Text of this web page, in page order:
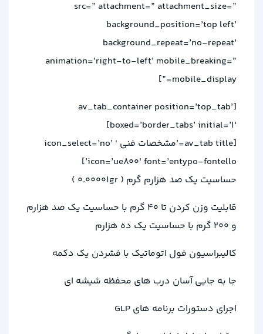
src=” attachment=” attachment_size=”
background_position=’top left’
background_repeat=’no-repeat’
animation=’right-to-left’ mobile_breaking=”
mobile_display=”]
[av_tab_container position=’top_tab’
boxed=’border_tabs’ initial=’1′]
[av_tab title=’مشخصات فنی ‘ icon_select=’no’
icon=’ue800′ font=’entypo-fontello’]
حساسیت یک صد هزارم گرم ( 0.00001gr )
قابلیت وزن کردن تا 40 گرم با حساسیت یک صد هزارم
و 200 گرم با حساسیت یک ده هزارم
کالیبراسیون فول اتوماتیک با فشردن یک دکمه
جا به جایی آسان درب های محفظه شیشه ای
اجرای دستورات برنامه های GLP